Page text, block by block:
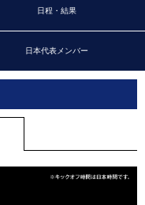
日程・結果
日本代表メンバー